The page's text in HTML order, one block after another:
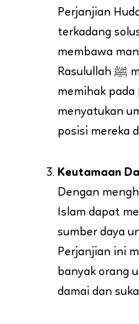
Perjanjian
terkadang
membawa
Rasulullah ﷺ menyusun strategi yang
memihak pada
menyatukan
posisi mereka
Keutamaan
Dengan
Islam dapat
sumber daya
Perjanjian ini
banyak orang
damai dan